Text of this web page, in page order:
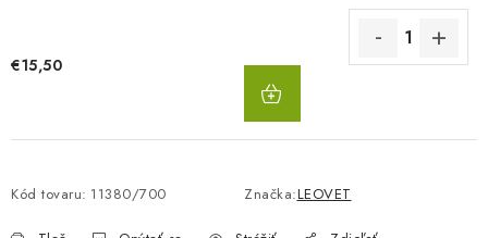
€15,50
Kód tovaru: 11380/700 Značka:LEOVET